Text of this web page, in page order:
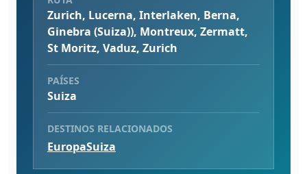
Zurich, Lucerna, Interlaken, Berna,
Ginebra (Suiza)), Montreux, Zermatt,
St Moritz, Vaduz, Zurich
PAÍSES
Suiza
DESTINOS RELACIONADOS
EuropaSuiza